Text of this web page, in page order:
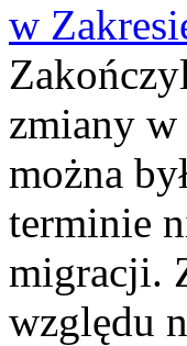
w
zmiany
można
terminie
migracji.
względu